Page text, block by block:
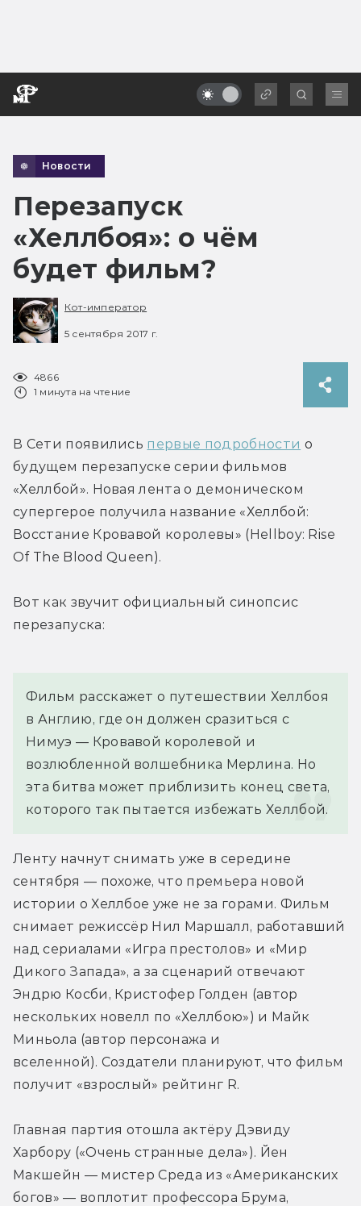
Новости
Перезапуск
«Хеллбоя»: о чём
будет фильм?
Кот-император
5 сентября 2017 г.
4866
1 минута на чтение
В Сети появились первые подробности о
будущем перезапуске серии фильмов
«Хеллбой». Новая лента о демоническом
супергерое получила название «Хеллбой:
Восстание Кровавой королевы» (Hellboy: Rise
Of The Blood Queen).
Вот как звучит официальный синопсис
перезапуска:
Фильм расскажет о путешествии Хеллбоя
в Англию, где он должен сразиться с
Нимуэ — Кровавой королевой и
возлюбленной волшебника Мерлина. Но
эта битва может приблизить конец света,
которого так пытается избежать Хеллбой.
Ленту начнут снимать уже в середине
сентября — похоже, что премьера новой
истории о Хеллбое уже не за горами. Фильм
снимает режиссёр Нил Маршалл, работавший
над сериалами «Игра престолов» и «Мир
Дикого Запада», а за сценарий отвечают
Эндрю Косби, Кристофер Голден (автор
нескольких новелл по «Хеллбою») и Майк
Миньола (автор персонажа и
вселенной). Создатели планируют, что фильм
получит «взрослый» рейтинг R.
Главная партия отошла актёру Дэвиду
Харбору («Очень странные дела»). Йен
Макшейн — мистер Среда из «Американских
богов» — воплотит профессора Брума,